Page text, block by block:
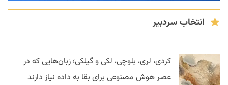
انتخاب سردبیر
کردی، لری، بلوچی، لکی و گیلکی؛ زبان‌هایی که در
عصر هوش مصنوعی برای بقا به داده نیاز دارند